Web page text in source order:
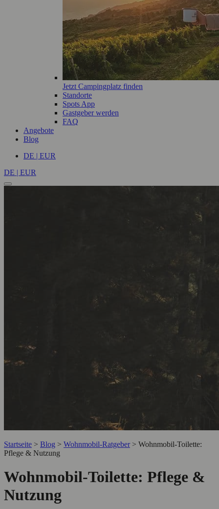
Jetzt Campingplatz finden
Standorte
Spots App
Gastgeber werden
FAQ
Angebote
Blog
DE | EUR
DE | EUR
Startseite > Blog > Wohnmobil-Ratgeber > Wohnmobil‑Toilette:
Pflege & Nutzung
Wohnmobil‑Toilette: Pflege &
Nutzung